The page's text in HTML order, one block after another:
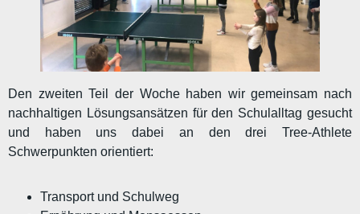
Den zweiten Teil der Woche haben wir gemeinsam nach
nachhaltigen Lösungsansätzen für den Schulalltag gesucht
und haben uns dabei an den drei Tree-Athlete
Schwerpunkten orientiert:
Transport und Schulweg